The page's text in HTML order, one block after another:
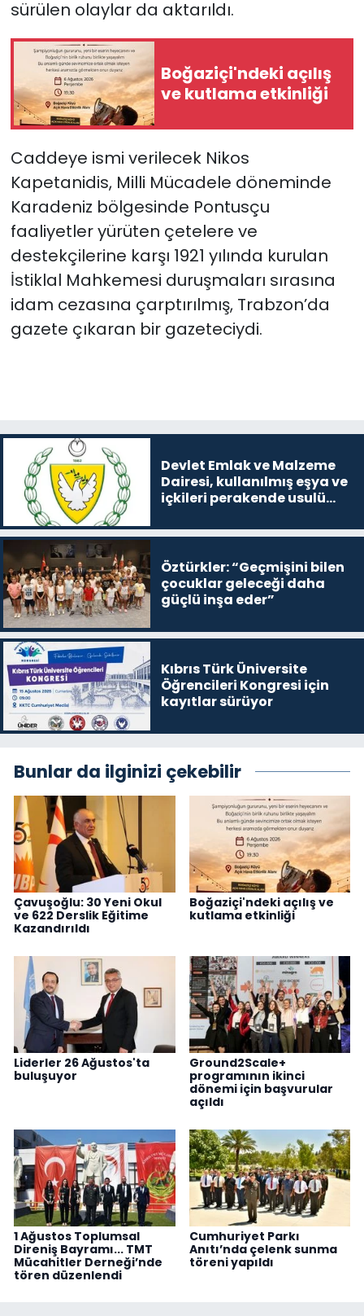
sürülen olaylar da aktarıldı.
Boğaziçi'ndeki açılış
ve kutlama etkinliği
Caddeye ismi verilecek Nikos
Kapetanidis, Milli Mücadele döneminde
Karadeniz bölgesinde Pontusçu
faaliyetler yürüten çetelere ve
destekçilerine karşı 1921 yılında kurulan
İstiklal Mahkemesi duruşmaları sırasına
idam cezasına çarptırılmış, Trabzon’da
gazete çıkaran bir gazeteciydi.
Devlet Emlak ve Malzeme
Dairesi, kullanılmış eşya ve
içkileri perakende usulü
Öztürkler: “Geçmişini bilen
çocuklar geleceği daha
güçlü inşa eder”
Kıbrıs Türk Üniversite
Öğrencileri Kongresi için
kayıtlar sürüyor
Bunlar da ilginizi çekebilir
Çavuşoğlu: 30 Yeni Okul
ve 622 Derslik Eğitime
Kazandırıldı
Boğaziçi'ndeki açılış ve
kutlama etkinliği
Liderler 26 Ağustos'ta
buluşuyor
Ground2Scale+
programının ikinci
dönemi için başvurular
açıldı
1 Ağustos Toplumsal
Direniş Bayramı... TMT
Mücahitler Derneği’nde
tören düzenlendi
Cumhuriyet Parkı
Anıtı’nda çelenk sunma
töreni yapıldı